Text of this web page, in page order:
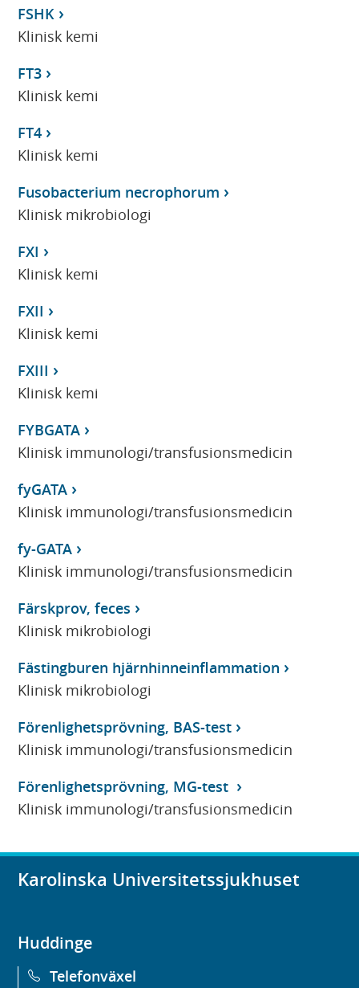
FSHK
Klinisk kemi
FT3
Klinisk kemi
FT4
Klinisk kemi
Fusobacterium necrophorum
Klinisk mikrobiologi
FXI
Klinisk kemi
FXII
Klinisk kemi
FXIII
Klinisk kemi
FYBGATA
Klinisk immunologi/transfusionsmedicin
fyGATA
Klinisk immunologi/transfusionsmedicin
fy-GATA
Klinisk immunologi/transfusionsmedicin
Färskprov, feces
Klinisk mikrobiologi
Fästingburen hjärnhinneinflammation
Klinisk mikrobiologi
Förenlighetsprövning, BAS-test
Klinisk immunologi/transfusionsmedicin
Förenlighetsprövning, MG-test
Klinisk immunologi/transfusionsmedicin
Karolinska Universitetssjukhuset
Huddinge
Telefonväxel